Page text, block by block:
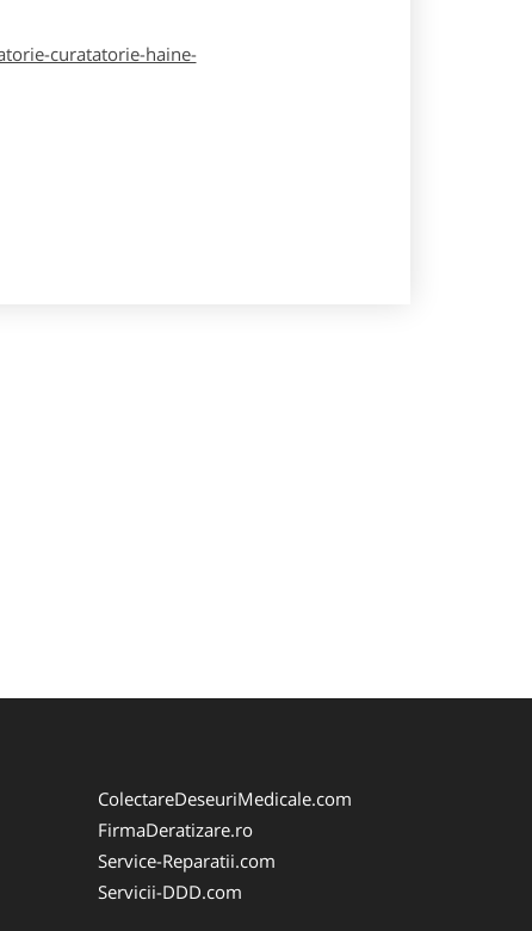
curatatorie-haine-
ColectareDeseuriMedicale.com
FirmaDeratizare.ro
Service-Reparatii.com
Servicii-DDD.com